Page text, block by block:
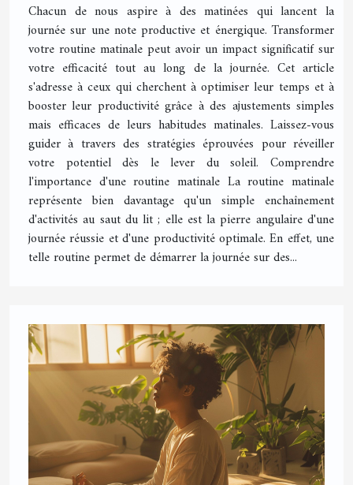
Chacun de nous aspire à des matinées qui lancent la
journée sur une note productive et énergique. Transformer
votre routine matinale peut avoir un impact significatif sur
votre efficacité tout au long de la journée. Cet article
s'adresse à ceux qui cherchent à optimiser leur temps et à
booster leur productivité grâce à des ajustements simples
mais efficaces de leurs habitudes matinales. Laissez-vous
guider à travers des stratégies éprouvées pour réveiller
votre potentiel dès le lever du soleil. Comprendre
l'importance d'une routine matinale La routine matinale
représente bien davantage qu'un simple enchaînement
d'activités au saut du lit ; elle est la pierre angulaire d'une
journée réussie et d'une productivité optimale. En effet, une
telle routine permet de démarrer la journée sur des...